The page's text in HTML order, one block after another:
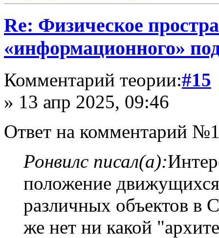
Re: Физическое
«информационного»
Комментарий теории:#15
» 13 апр 2025, 09:46
Ответ на комментарий
Ронвилс писал(а):
положение
различных объектов в
же нет ни какой